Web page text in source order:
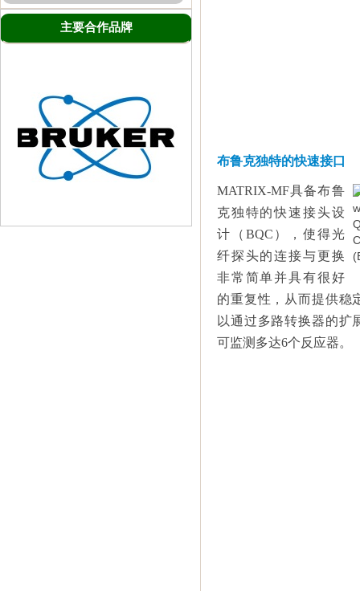
布鲁克独特的快速接口
MATRIX-MF具备布鲁
克独特的快速接头设
计（ BQC ），使得光
纤探头的连接与更换
非常简单并具有很好
的重复性，从而提供稳
以通过多路转换器的扩
可监测多达6个反应器。
主要合作品牌